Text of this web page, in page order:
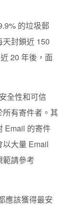
的垃圾郵
封鎖近 150
20 年後，面
全性和可信
所有寄件者 。其
Email 的寄件
大量 Email
範請參考
應該獲得最安